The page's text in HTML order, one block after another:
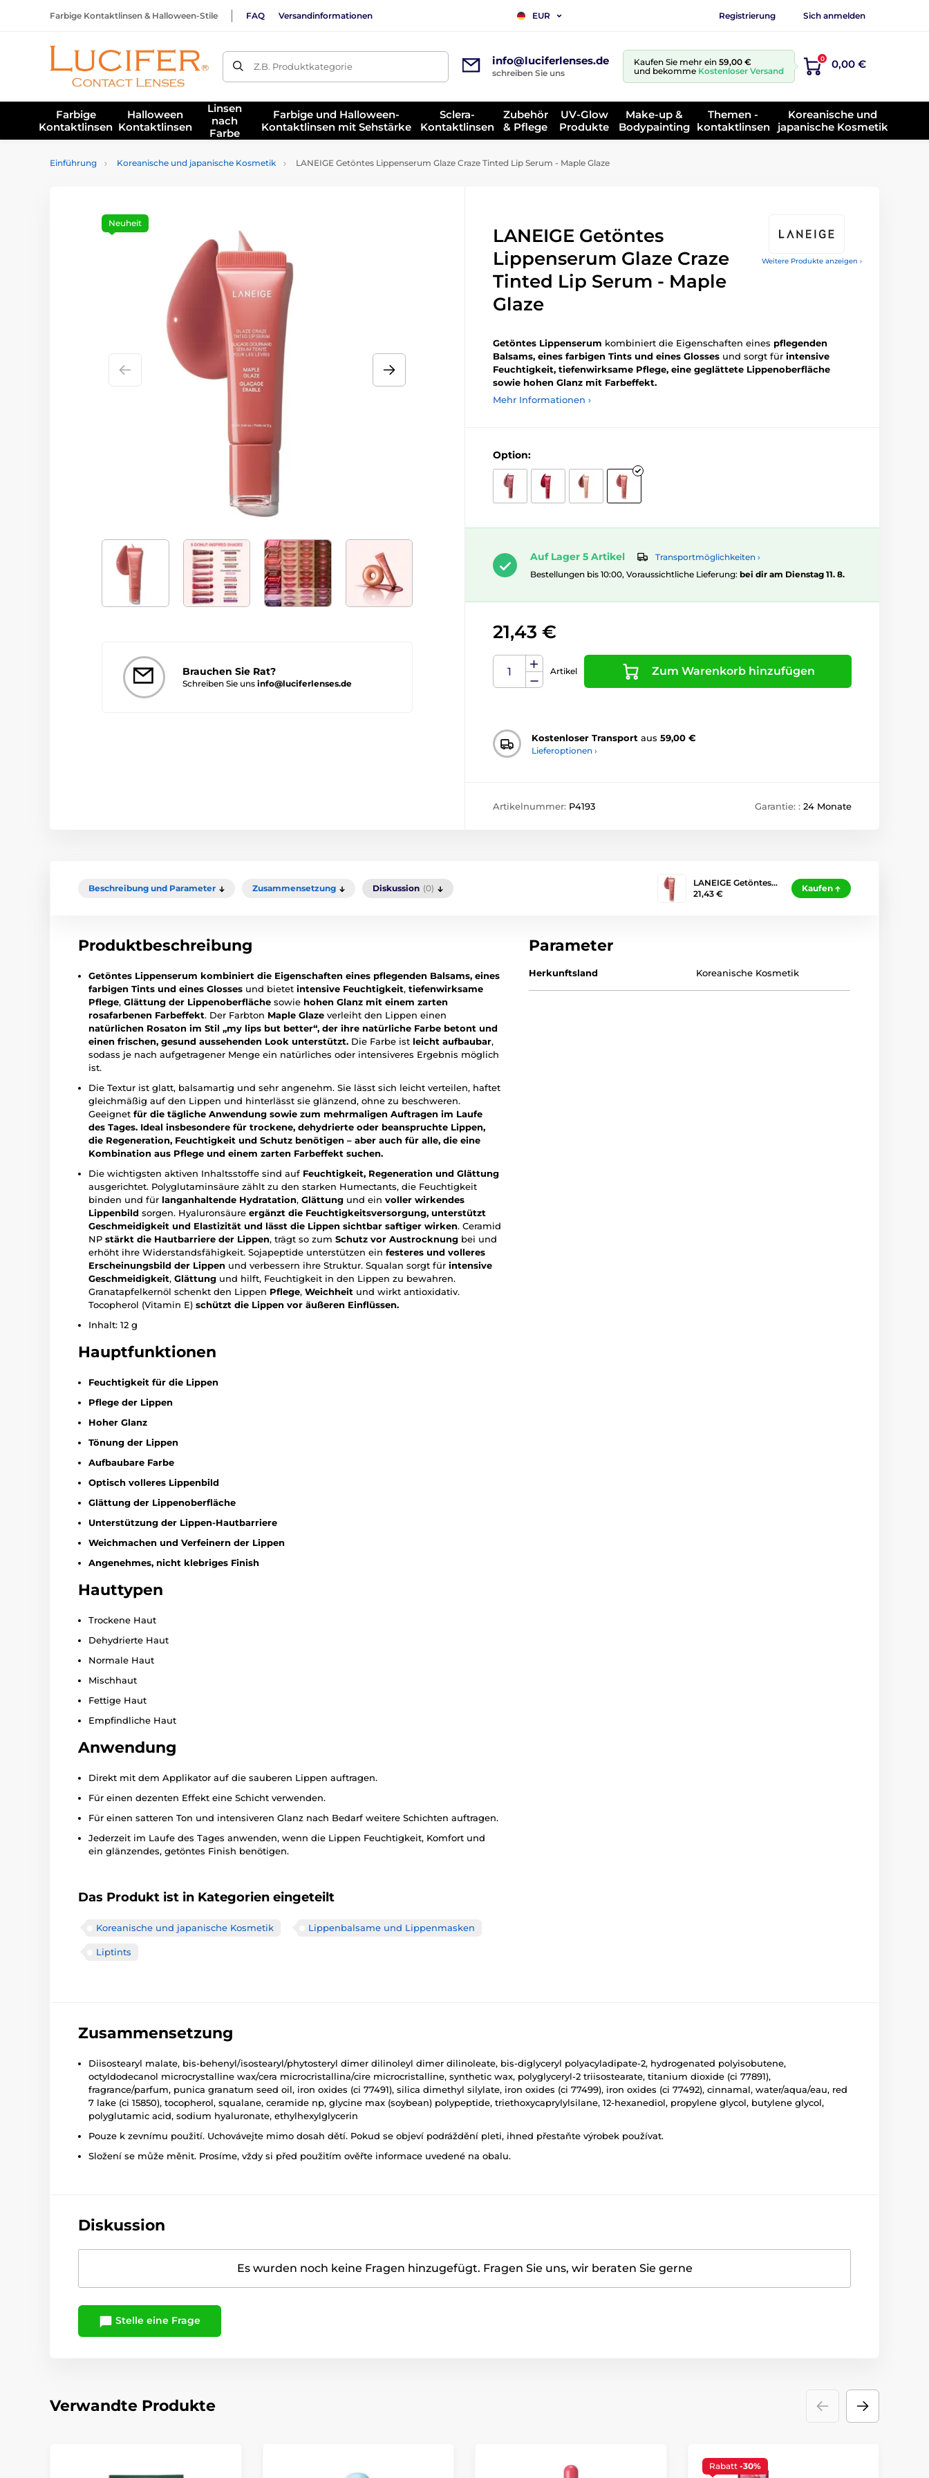
Farbige Kontaktlinsen & Halloween-Stile FAQ Versandinformationen EUR Registrierung Sich anmelden
Z.B. Produktkategorie info@luciferlenses.de
schreiben Sie uns
Kaufen Sie mehr ein 59,00 €
und bekomme Kostenloser Versand
0 0,00 €
Farbige
Kontaktlinsen
Halloween
Kontaktlinsen
Linsen
nach
Farbe
Farbige und Halloween-
Kontaktlinsen mit Sehstärke
Sclera-
Kontaktlinsen
Zubehör
& Pflege
UV-Glow
Produkte
Make-up &
Bodypainting
Themen -
kontaktlinsen
Koreanische und
japanische Kosmetik
Einführung Koreanische und japanische Kosmetik LANEIGE Getöntes Lippenserum Glaze Craze Tinted Lip Serum - Maple Glaze
Weitere Produkte anzeigen ›
Brauchen Sie Rat?
Schreiben Sie uns info@luciferlenses.de
Neuheit
LANEIGE Getöntes
Lippenserum Glaze Craze
Tinted Lip Serum - Maple
Glaze
Getöntes Lippenserum kombiniert die Eigenschaften eines pflegenden
Balsams, eines farbigen Tints und eines Glosses und sorgt für intensive
Feuchtigkeit, tiefenwirksame Pflege, eine geglättete Lippenoberfläche
sowie hohen Glanz mit Farbeffekt.
Mehr Informationen ›
Option:
Auf Lager 5 Artikel
Transportmöglichkeiten ›
Bestellungen bis 10:00, Voraussichtliche Lieferung: bei dir am Dienstag 11. 8.
21,43 €
Artikel Zum Warenkorb hinzufügen
Kostenloser Transport aus 59,00 €
Lieferoptionen ›
Artikelnummer: P4193 Garantie: : 24 Monate
Beschreibung und Parameter Zusammensetzung Diskussion (0)
LANEIGE Getöntes…
21,43 €
Kaufen
Produktbeschreibung
Getöntes Lippenserum kombiniert die Eigenschaften eines pflegenden Balsams, eines
farbigen Tints und eines Glosses und bietet intensive Feuchtigkeit, tiefenwirksame
Pflege, Glättung der Lippenoberfläche sowie hohen Glanz mit einem zarten
rosafarbenen Farbeffekt. Der Farbton Maple Glaze verleiht den Lippen einen
natürlichen Rosaton im Stil „my lips but better“, der ihre natürliche Farbe betont und
einen frischen, gesund aussehenden Look unterstützt. Die Farbe ist leicht aufbaubar,
sodass je nach aufgetragener Menge ein natürliches oder intensiveres Ergebnis möglich
ist.
Die Textur ist glatt, balsamartig und sehr angenehm. Sie lässt sich leicht verteilen, haftet
gleichmäßig auf den Lippen und hinterlässt sie glänzend, ohne zu beschweren.
Geeignet für die tägliche Anwendung sowie zum mehrmaligen Auftragen im Laufe
des Tages. Ideal insbesondere für trockene, dehydrierte oder beanspruchte Lippen,
die Regeneration, Feuchtigkeit und Schutz benötigen – aber auch für alle, die eine
Kombination aus Pflege und einem zarten Farbeffekt suchen.
Die wichtigsten aktiven Inhaltsstoffe sind auf Feuchtigkeit, Regeneration und Glättung
ausgerichtet. Polyglutaminsäure zählt zu den starken Humectants, die Feuchtigkeit
binden und für langanhaltende Hydratation, Glättung und ein voller wirkendes
Lippenbild sorgen. Hyaluronsäure ergänzt die Feuchtigkeitsversorgung, unterstützt
Geschmeidigkeit und Elastizität und lässt die Lippen sichtbar saftiger wirken. Ceramid
NP stärkt die Hautbarriere der Lippen, trägt so zum Schutz vor Austrocknung bei und
erhöht ihre Widerstandsfähigkeit. Sojapeptide unterstützen ein festeres und volleres
Erscheinungsbild der Lippen und verbessern ihre Struktur. Squalan sorgt für intensive
Geschmeidigkeit, Glättung und hilft, Feuchtigkeit in den Lippen zu bewahren.
Granatapfelkernöl schenkt den Lippen Pflege, Weichheit und wirkt antioxidativ.
Tocopherol (Vitamin E) schützt die Lippen vor äußeren Einflüssen.
Inhalt: 12 g
Hauptfunktionen
Feuchtigkeit für die Lippen
Pflege der Lippen
Hoher Glanz
Tönung der Lippen
Aufbaubare Farbe
Optisch volleres Lippenbild
Glättung der Lippenoberfläche
Unterstützung der Lippen-Hautbarriere
Weichmachen und Verfeinern der Lippen
Angenehmes, nicht klebriges Finish
Hauttypen
Trockene Haut
Dehydrierte Haut
Normale Haut
Mischhaut
Fettige Haut
Empfindliche Haut
Anwendung
Direkt mit dem Applikator auf die sauberen Lippen auftragen.
Für einen dezenten Effekt eine Schicht verwenden.
Für einen satteren Ton und intensiveren Glanz nach Bedarf weitere Schichten auftragen.
Jederzeit im Laufe des Tages anwenden, wenn die Lippen Feuchtigkeit, Komfort und
ein glänzendes, getöntes Finish benötigen.
Das Produkt ist in Kategorien eingeteilt
Koreanische und japanische Kosmetik Lippenbalsame und Lippenmasken
Liptints
Parameter
Herkunftsland Koreanische Kosmetik
Zusammensetzung
Diisostearyl malate, bis-behenyl/isostearyl/phytosteryl dimer dilinoleyl dimer dilinoleate, bis-diglyceryl polyacyladipate-2, hydrogenated polyisobutene,
octyldodecanol microcrystalline wax/cera microcristallina/cire microcristalline, synthetic wax, polyglyceryl-2 triisostearate, titanium dioxide (ci 77891),
fragrance/parfum, punica granatum seed oil, iron oxides (ci 77491), silica dimethyl silylate, iron oxides (ci 77499), iron oxides (ci 77492), cinnamal, water/aqua/eau, red
7 lake (ci 15850), tocopherol, squalane, ceramide np, glycine max (soybean) polypeptide, triethoxycaprylylsilane, 12-hexanediol, propylene glycol, butylene glycol,
polyglutamic acid, sodium hyaluronate, ethylhexylglycerin
Pouze k zevnímu použití. Uchovávejte mimo dosah dětí. Pokud se objeví podráždění pleti, ihned přestaňte výrobek používat.
Složení se může měnit. Prosíme, vždy si před použitím ověřte informace uvedené na obalu.
Diskussion
Es wurden noch keine Fragen hinzugefügt. Fragen Sie uns, wir beraten Sie gerne
Stelle eine Frage
Verwandte Produkte
Rabatt -30%